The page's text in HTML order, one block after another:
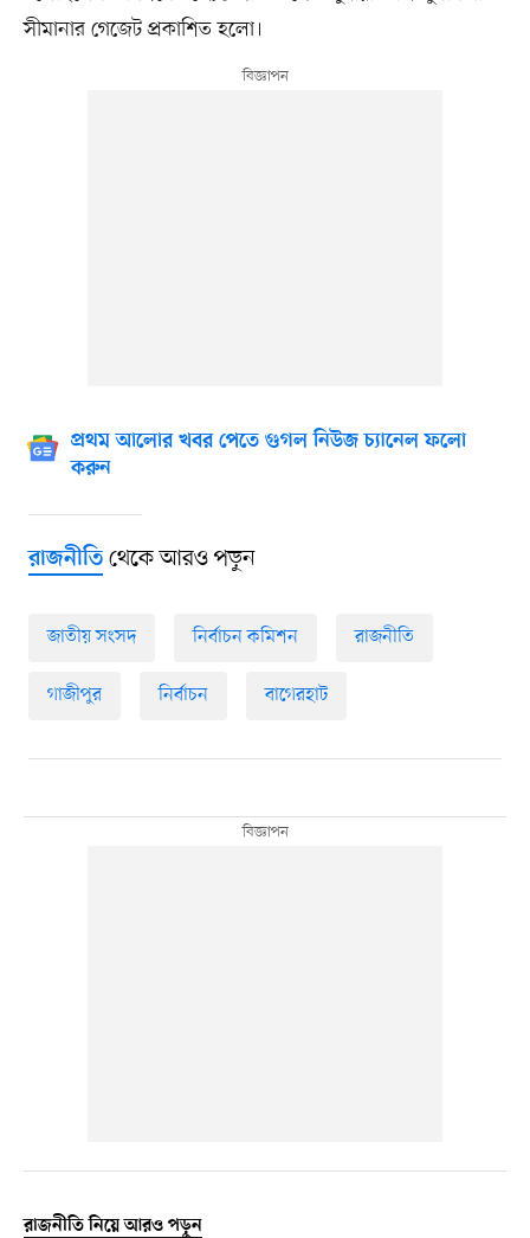
সীমানার গেজেট প্রকাশিত হলো।
প্রথম আলোর খবর পেতে গুগল নিউজ চ্যানেল ফলো
করুন
রাজনীতিথেকে আরও পড়ুন
জাতীয় সংসদ নির্বাচন কমিশন রাজনীতি
গাজীপুর নির্বাচন বাগেরহাট
রাজনীতি নিয়ে আরও পড়ুন